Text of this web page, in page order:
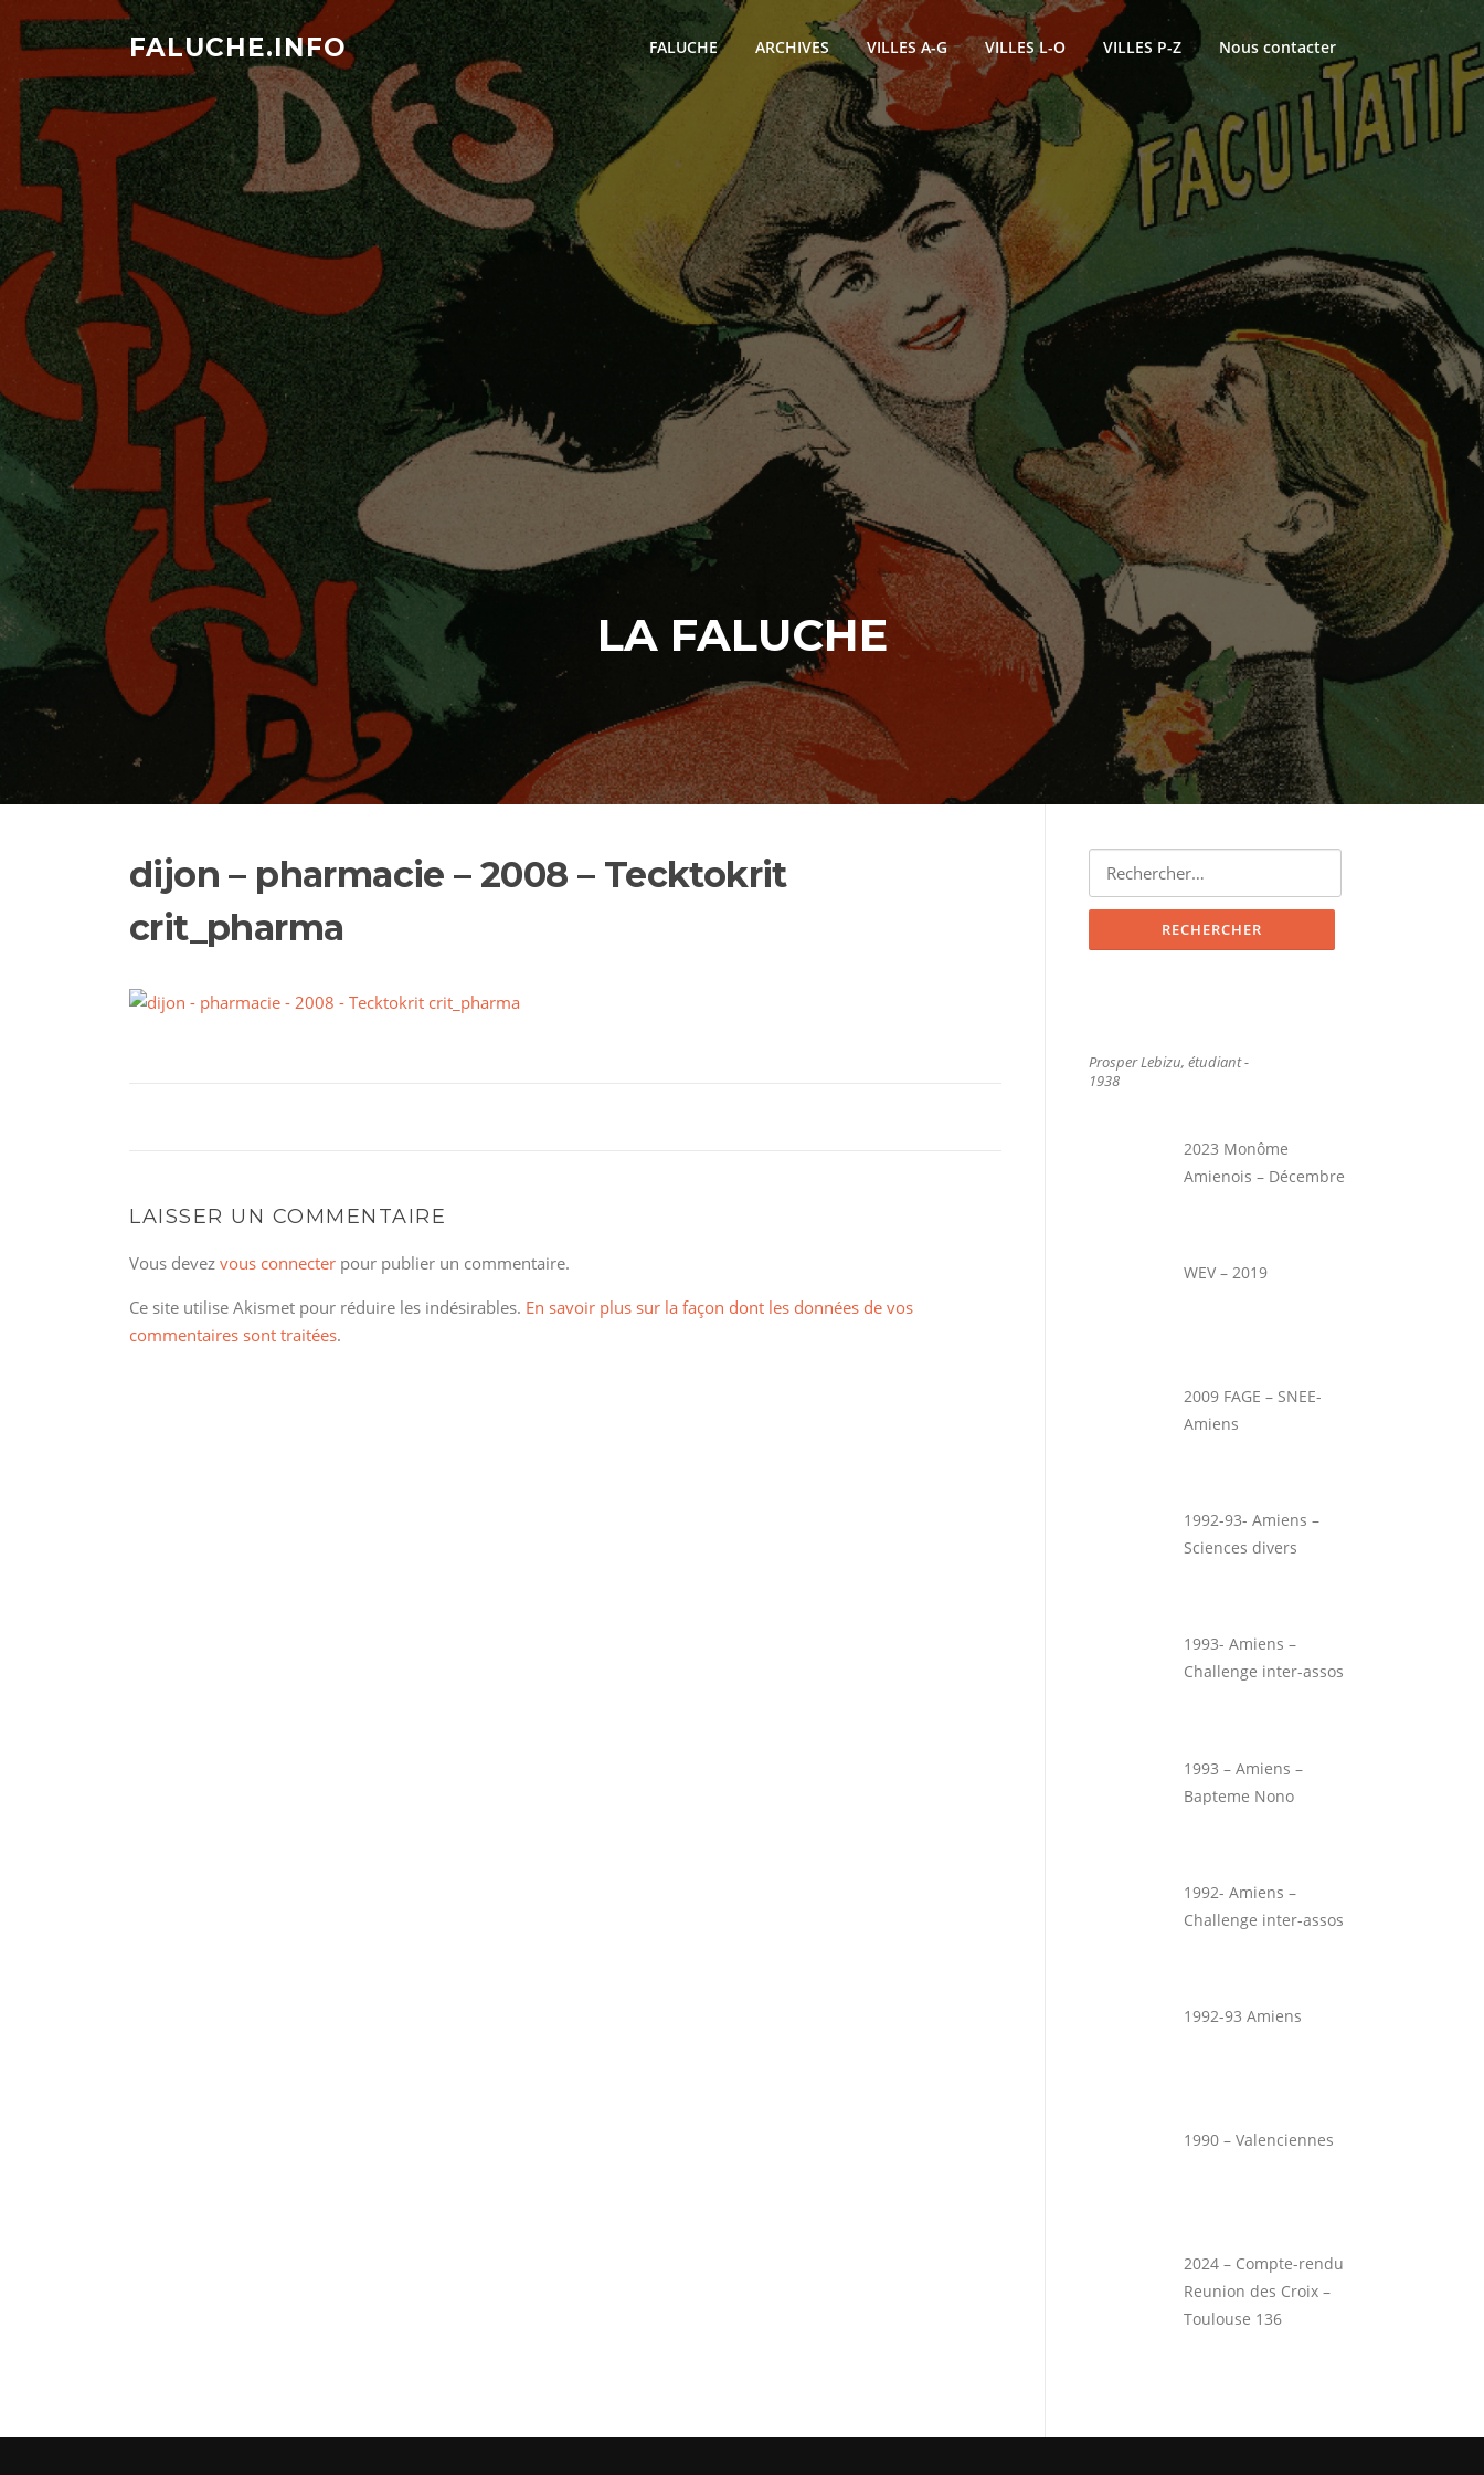
FALUCHE.INFO FALUCHE ARCHIVES VILLES A-G VILLES L-O VILLES P-Z Nous contacter
LA FALUCHE
dijon – pharmacie – 2008 – Tecktokrit
crit_pharma
LAISSER UN COMMENTAIRE
Vous devez vous connecter pour publier un commentaire.
Ce site utilise Akismet pour réduire les indésirables. En savoir plus sur la façon dont les données de vos
commentaires sont traitées.
Prosper Lebizu, étudiant -
1938
2023 Monôme
Amienois – Décembre
WEV – 2019
2009 FAGE – SNEE-
Amiens
1992-93- Amiens –
Sciences divers
1993- Amiens –
Challenge inter-assos
1993 – Amiens –
Bapteme Nono
1992- Amiens –
Challenge inter-assos
1992-93 Amiens
1990 – Valenciennes
2024 – Compte-rendu
Reunion des Croix –
Toulouse 136